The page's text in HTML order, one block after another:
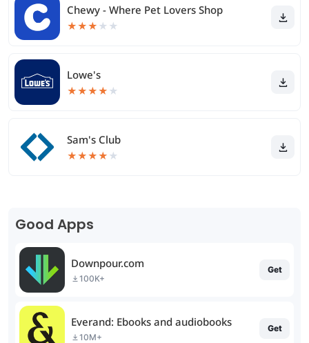
Chewy - Where Pet Lovers Shop
★★★ ★ ★
Lowe's
★★★★ ★
Sam's Club
★★★★ ★
Good Apps
Downpour.com
100K+
Get
Everand: Ebooks and audiobooks
10M+
Get